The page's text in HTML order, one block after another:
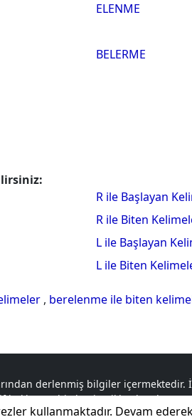
ELENME
BELERME
R ile Başlayan
R ile Biten
L ile Başlayan
L ile Biten
, berelenme ile biten
derlenmiş bilgiler
hakkına tabi olan içerikler, logolar
sorumluluk
kullanmaktadır. Devam